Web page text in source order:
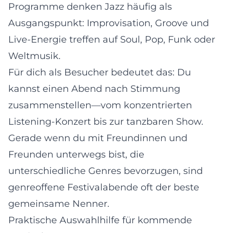
Programme denken Jazz häufig als
Ausgangspunkt: Improvisation, Groove und
Live-Energie treffen auf Soul, Pop, Funk oder
Weltmusik.
Für dich als Besucher bedeutet das: Du
kannst einen Abend nach Stimmung
zusammenstellen—vom konzentrierten
Listening-Konzert bis zur tanzbaren Show.
Gerade wenn du mit Freundinnen und
Freunden unterwegs bist, die
unterschiedliche Genres bevorzugen, sind
genreoffene Festivalabende oft der beste
gemeinsame Nenner.
Praktische Auswahlhilfe für kommende